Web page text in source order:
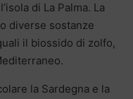
di La Palma. La
diverse sostanze
il biossido di zolfo,
la Sardegna e la